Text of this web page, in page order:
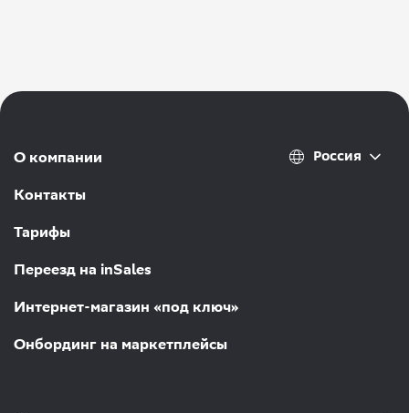
О компании
Контакты
Тарифы
Переезд на inSales
Интернет-магазин «под ключ»
Онбординг на маркетплейсы
Россия